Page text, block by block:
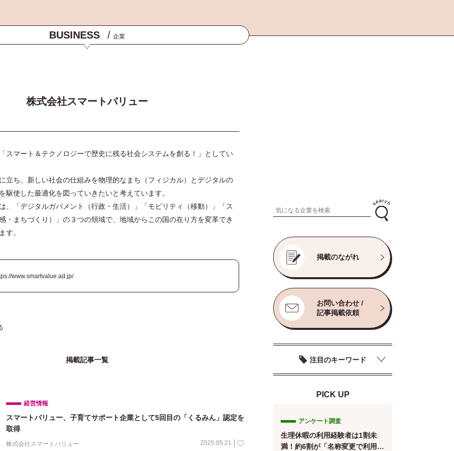
BUSINESS / 企業
株式会社スマートバリュー
スマート＆テクノロジーで歴史に残る社会システムを創る！」としてい
立ち、新しい社会の仕組みを物理的なまち（フィジカル）とデジタルの
駆使した最適化を図っていきたいと考えています。
、「デジタルガバメント（行政・生活）」「モビリティ（移動）」「ス
・まちづくり）」の３つの領域で、地域からこの国の在り方を変革でき
す。
www.smartvalue.ad.jp/
掲載記事一覧
経営情報
スマートバリュー、子育てサポート企業として5回目の「くるみん」認定を
取得
株式会社スマートバリュー 2025.05.21
掲載のながれ
お問い合わせ /
記事掲載依頼
注目のキーワード
PICK UP
アンケート調査
生理休暇の利用経験者は1割未
満！約6割が「名称変更で利用し